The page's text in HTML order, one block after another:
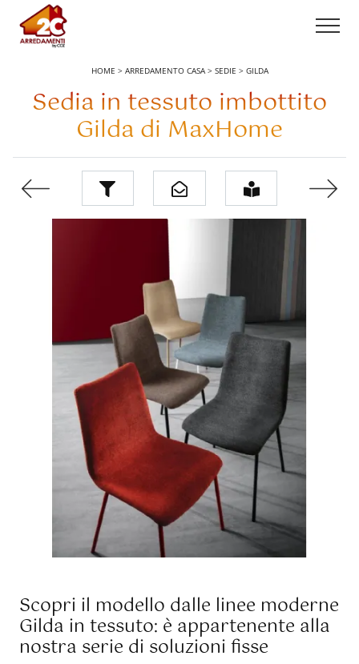
HOME > ARREDAMENTO CASA> SEDIE > GILDA
Sedia in tessuto imbottito
Gilda di MaxHome
Scopri il modello dalle linee moderne
Gilda in tessuto: è appartenente alla
nostra serie di soluzioni fisse